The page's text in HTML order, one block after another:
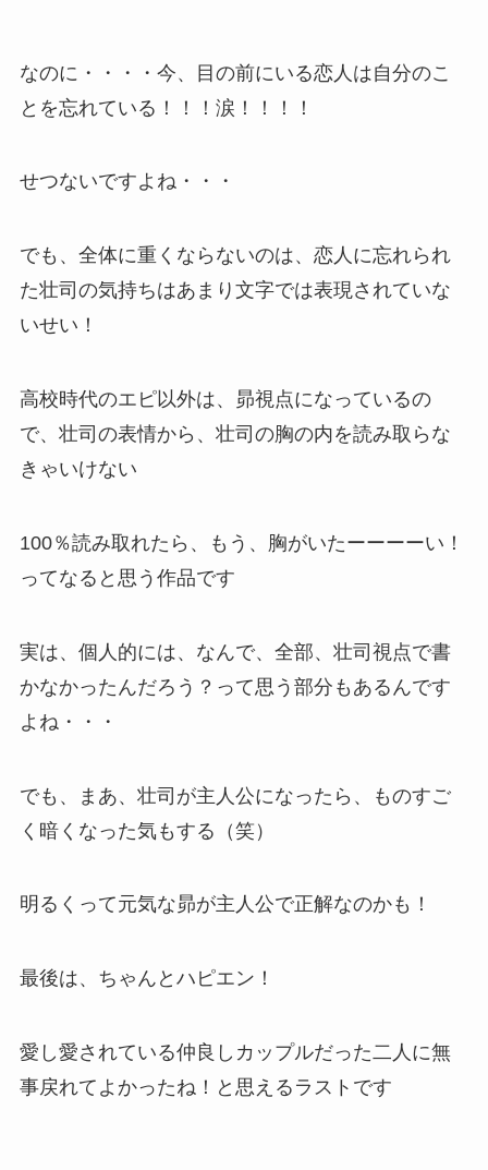
なのに・・・・今、目の前にいる恋人は自分のこ
とを忘れている！！！涙！！！！
せつないですよね・・・
でも、全体に重くならないのは、恋人に忘れられ
た壮司の気持ちはあまり文字では表現されていな
いせい！
高校時代のエピ以外は、昴視点になっているの
で、壮司の表情から、壮司の胸の内を読み取らな
きゃいけない
100％読み取れたら、もう、胸がいたーーーーい！
ってなると思う作品です
実は、個人的には、なんで、全部、壮司視点で書
かなかったんだろう？って思う部分もあるんです
よね・・・
でも、まあ、壮司が主人公になったら、ものすご
く暗くなった気もする（笑）
明るくって元気な昴が主人公で正解なのかも！
最後は、ちゃんとハピエン！
愛し愛されている仲良しカップルだった二人に無
事戻れてよかったね！と思えるラストです